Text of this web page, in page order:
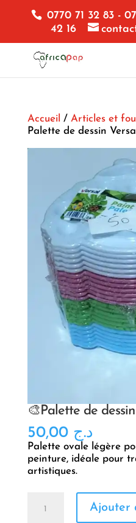
0770 71 32 83 -
42 16
Accueil / Articles et
Palette de dessin
🎨Palette de
د.ج 50,00
Palette ovale légère
peinture, idéale pour
artistiques.
Ajouter